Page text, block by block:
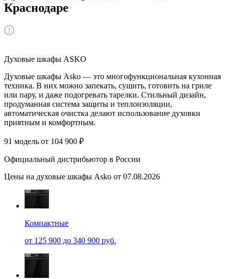
Краснодаре
Духовые шкафы ASKO
Духовые шкафы Asko — это многофункциональная кухонная
техника. В них можно запекать, сушить, готовить на гриле
или пару, и даже подогревать тарелки. Стильный дизайн,
продуманная система защиты и теплоизоляции,
автоматическая очистка делают использование духовки
приятным и комфортным.
91 модель от 104 900 ₽
Официальный дистрибьютор в России
Цены на духовые шкафы Asko от 07.08.2026
Компактные
от 125 900 до 340 900 руб.